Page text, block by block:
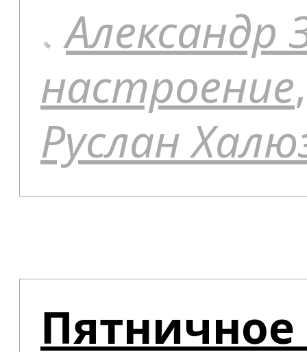
Александр
настроение
Руслан
Пятничное